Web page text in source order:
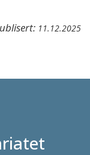
11.12.2025